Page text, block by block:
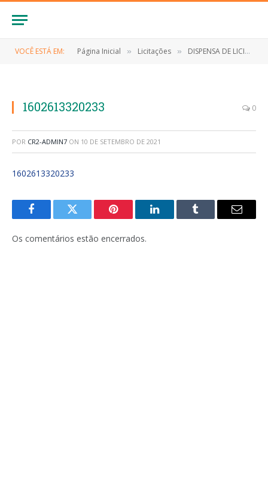
VOCÊ ESTÁ EM: Página Inicial » Licitações » DISPENSA DE LICITAÇÃO Nº 033/2020 (CONTRATAÇÃO DE EMPRESA PARA AQUISIÇÃO DE EQUIPAMENTO DE PROTEÇÃO INDIVIDUAL-EPI)
1602613320233 0
POR CR2-ADMIN7 ON 10 DE SETEMBRO DE 2021
1602613320233
FacebookTwitter Pinterest LinkedInTumblr
E-
Os comentários estão encerrados.